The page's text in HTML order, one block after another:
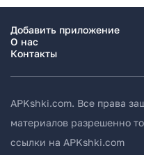
Добавить приложение
О нас
Контакты
APKshki.com. Все права
материалов разрешенно
ссылки на APKshki.com